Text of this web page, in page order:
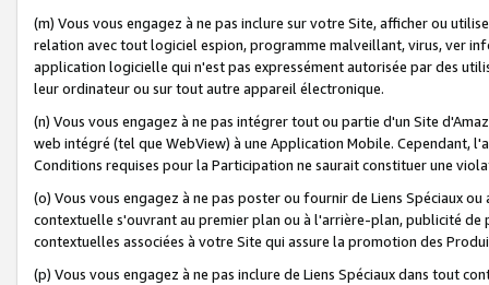
(m) Vous vous engagez à ne pas inclure sur votre Site, afficher ou
relation avec tout logiciel espion, programme malveillant, virus, ver
application logicielle qui n'est pas expressément autorisée par des
leur ordinateur ou sur tout autre appareil électronique.
(n) Vous vous engagez à ne pas intégrer tout ou partie d'un Site
web intégré (tel que WebView) à une Application Mobile. Cependant,
Conditions requises pour la Participation ne saurait constituer une
(o) Vous vous engagez à ne pas poster ou fournir de Liens Spéciaux
contextuelle s'ouvrant au premier plan ou à l'arrière-plan, publicité
contextuelles associées à votre Site qui assure la promotion des
(p) Vous vous engagez à ne pas inclure de Liens Spéciaux dans tout